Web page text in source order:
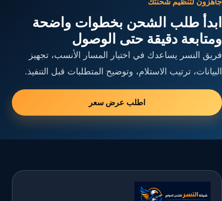
ابدأ طلب الشحن بخطوات واضحة
ومتابعة دقيقة حتى الوصول
فريق النسر يساعدك في اختيار المسار الأنسب، تجهيز
البيانات، ترتيب الاستلام، وتوضيح المتطلبات قبل التنفيذ.
اطلب عرض سعر